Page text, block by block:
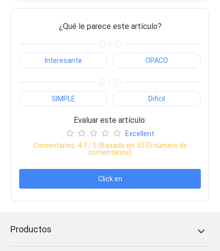
¿Qué le parece este artículo?
/
Interesante OPACO
/
SIMPLE Dificil
Evaluar este artículo:
Excellent
Comentarios: 4.7/ 5 (Basado en: 65 El número de
comentarios)
Click en
Productos